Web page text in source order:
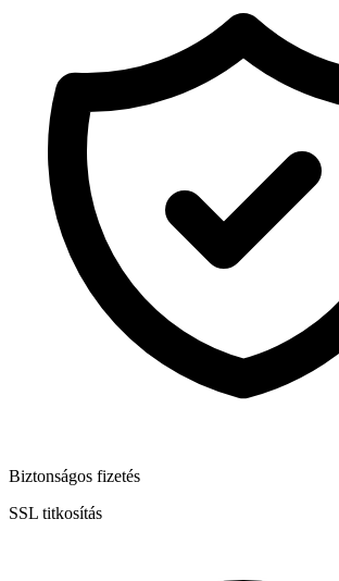
Biztonságos fizetés
SSL titkosítás